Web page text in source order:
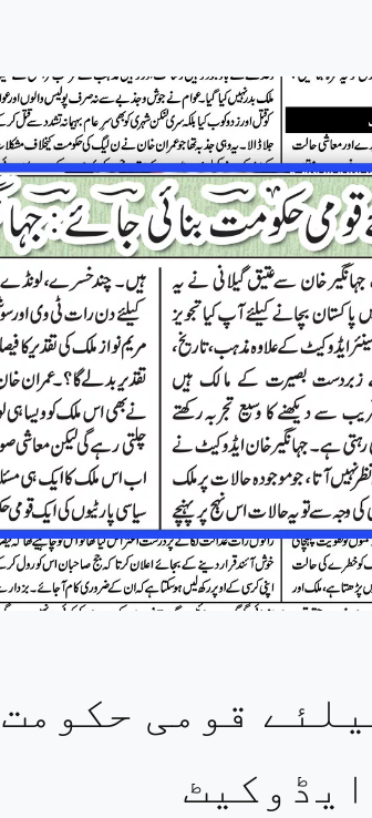
قومی